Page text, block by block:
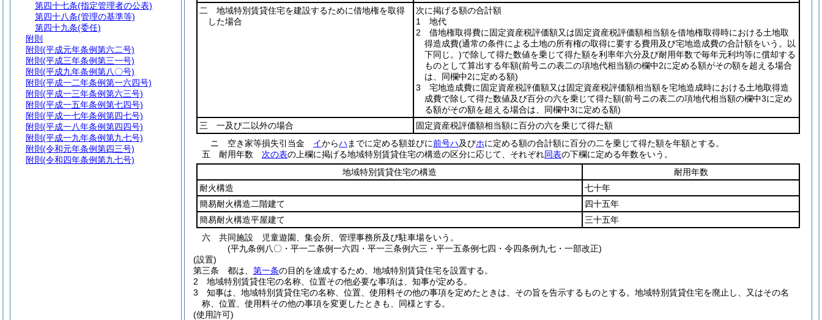
二 地域特別賃貸住宅を建設するために借地権を取得
した場合
次に掲げる額の合計額
1 地代
2 借地権取得費に固定資産税評価額又は固定資産税評価額相当額を借地権取得時における土地取
得造成費(通常の条件による土地の所有権の取得に要する費用及び宅地造成費の合計額をいう。以
下同じ。)で除して得た数値を乗じて得た額を利率年六分及び耐用年数で毎年元利均等に償却する
ものとして算出する年額(前号ニの表二の項地代相当額の欄中2に定める額がその額を超える場合
は、同欄中2に定める額)
3 宅地造成費に固定資産税評価額又は固定資産税評価額相当額を宅地造成時における土地取得造
成費で除して得た数値及び百分の六を乗じて得た額(前号ニの表二の項地代相当額の欄中3に定め
る額がその額を超える場合は、同欄中3に定める額)
三 一及び二以外の場合
固定資産税評価額相当額に百分の六を乗じて得た額
ニ
空き家等損失引当金 イからハ までに定める額並びに前号ハ及びホに定める額の合計額に百分の二を乗じて得た額を年額とする。
五
耐用年数 次の表の上欄に掲げる地域特別賃貸住宅の構造の区分に応じて、それぞれ同表の下欄に定める年数をいう。
地域特別賃貸住宅の構造
耐用年数
耐火構造
七十年
簡易耐火構造二階建て
四十五年
簡易耐火構造平屋建て
三十五年
六
共同施設 児童遊園、集会所、管理事務所及び駐車場をいう。
(平九条例八〇・平一二条例一六四・平一三条例六三・平一五条例七四・令四条例九七・一部改正)
(設置)
第三条
都は、 第一条の目的を達成するため、地域特別賃貸住宅を設置する。
2
地域特別賃貸住宅の名称、位置その他必要な事項は、知事が定める。
3
知事は、地域特別賃貸住宅の名称、位置、使用料その他の事項を定めたときは、その旨を告示するものとする。 地域特別賃貸住宅を廃止し、又はその名
称、位置、使用料その他の事項を変更したときも、同様とする。
(使用許可)
第四十七条(指定管理者の公表)
第四十八条(管理の基準等)
第四十九条(委任)
附則
附則 (平成元年条例第六二号)
附則 (平成三年条例第三一号)
附則 (平成九年条例第八〇号)
附則 (平成一二年条例第一六四号)
附則 (平成一三年条例第六三号)
附則 (平成一五年条例第七四号)
附則 (平成一七年条例第四七号)
附則 (平成一八年条例第四四号)
附則 (平成一九年条例第九七号)
附則 (令和元年条例第四三号)
附則 (令和四年条例第九七号)